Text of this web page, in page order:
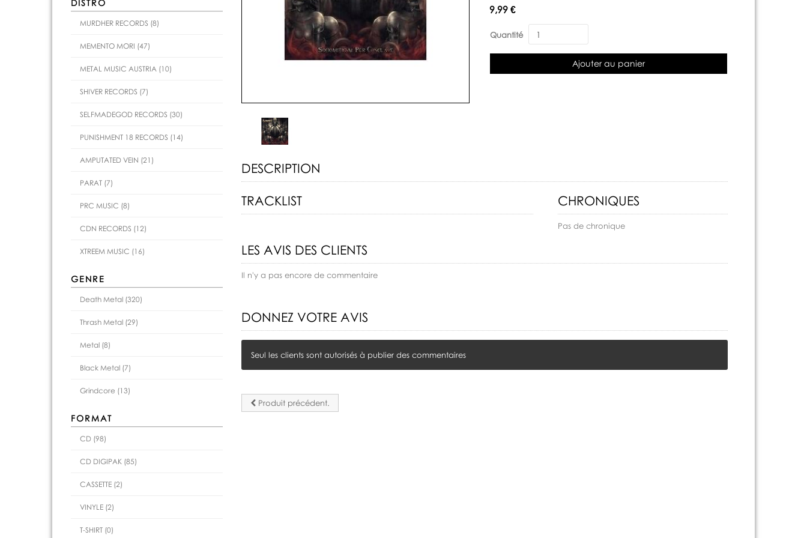
Disponibilité:
9,99 €
Quantité
Ajouter au panier
DESCRIPTION
TRACKLIST CHRONIQUES
Pas de chronique
LES AVIS DES CLIENTS
Il n'y a pas encore de commentaire
DONNEZ VOTRE AVIS
Seul les clients sont autorisés à publier des commentaires
Produit précédent.
DISTRO
MURDHER RECORDS (8)
MEMENTO MORI (47)
METAL MUSIC AUSTRIA (10)
SHIVER RECORDS (7)
SELFMADEGOD RECORDS (30)
PUNISHMENT 18 RECORDS (14)
AMPUTATED VEIN (21)
PARAT (7)
PRC MUSIC (8)
CDN RECORDS (12)
XTREEM MUSIC (16)
GENRE
Death Metal (320)
Thrash Metal (29)
Metal (8)
Black Metal (7)
Grindcore (13)
FORMAT
CD (98)
CD DIGIPAK (85)
CASSETTE (2)
VINYLE (2)
T-SHIRT (0)